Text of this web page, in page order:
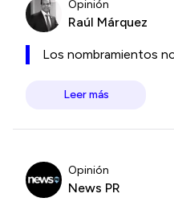
Opinión
Raúl Márquez
Los nombramientos
Leer más
Opinión
News PR